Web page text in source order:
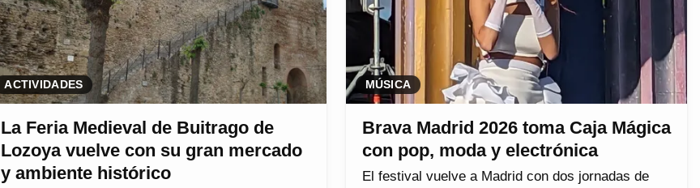
ACTIVIDADES
La Feria Medieval de Buitrago de
Lozoya vuelve con su gran mercado
y ambiente histórico
MÚSICA
Brava Madrid 2026 toma Caja Mágica
con pop, moda y electrónica
El festival vuelve a Madrid con dos jornadas de